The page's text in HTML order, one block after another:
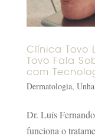
Clínica Tovo
Tovo Fala
com
Dermatologia, Unha,
Dr. Luís
funciona o